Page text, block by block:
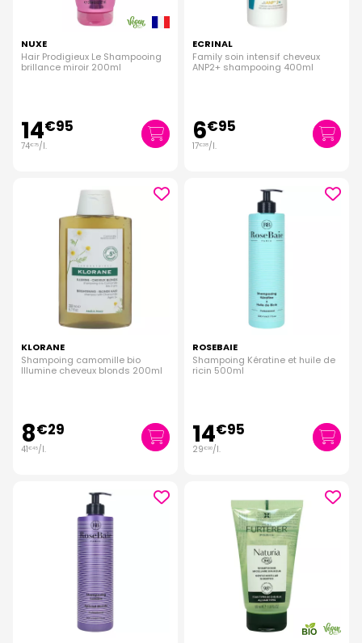
NUXE
Hair Prodigieux Le Shampooing
brillance miroir 200ml
14€95
74€75/l.
ECRINAL
Family soin intensif cheveux
ANP2+ shampooing 400ml
6€95
17€38/l.
KLORANE
Shampoing camomille bio
Illumine cheveux blonds 200ml
8€29
41€45/l.
ROSEBAIE
Shampoing Kératine et huile de
ricin 500ml
14€95
29€90/l.